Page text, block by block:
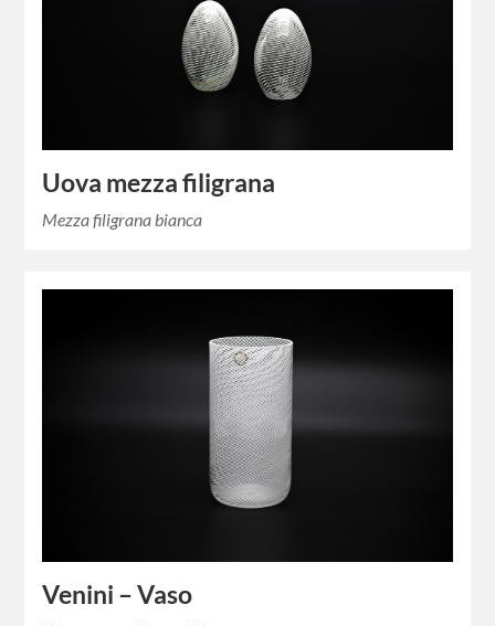
Uova mezza filigrana
Mezza filigrana bianca
Venini – Vaso